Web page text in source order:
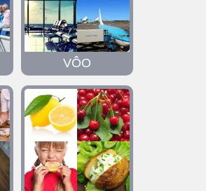
VÔO